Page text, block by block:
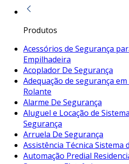
Produtos
Acessórios de Segurança
Empilhadeira
Acoplador De Segurança
Adequação de segurança
Rolante
Alarme De Segurança
Aluguel e Locação de
Segurança
Arruela De Segurança
Assistência Técnica Sistema
Automação Predial